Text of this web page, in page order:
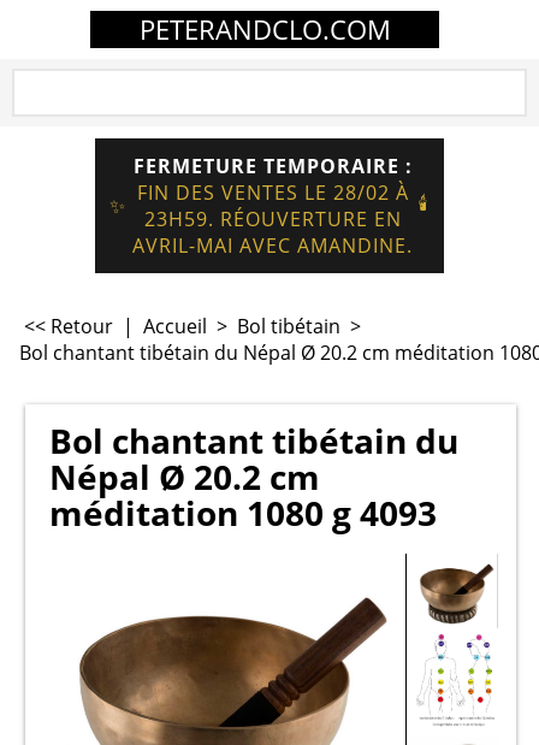
PETERANDCLO.COM
✨
FERMETURE TEMPORAIRE :
FIN DES VENTES LE 28/02 À
23H59. RÉOUVERTURE EN
AVRIL-MAI AVEC AMANDINE.
🕯️
<< Retour | Accueil > Bol tibétain >
Bol chantant tibétain du Népal Ø 20.2 cm méditation
Bol chantant tibétain du
Népal Ø 20.2 cm
méditation 1080 g 4093